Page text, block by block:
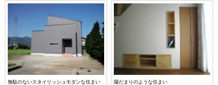
無駄のないスタイリッシュモダンな住まい 陽だまりのような住まい